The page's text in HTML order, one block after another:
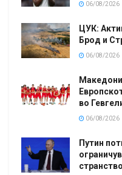
06/08/2026
ЦУК:
Брод и
06/08/2026
во
06/08/2026
Путин
странство